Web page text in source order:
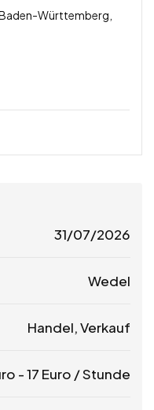
Württemberg,
31/07/2026
Wedel
Handel, Verkauf
-17 Euro / Stunde